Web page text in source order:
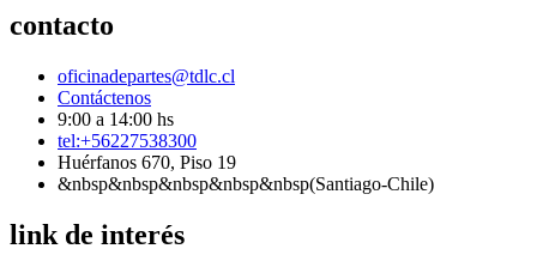
contacto
oficinadepartes@tdlc.cl
Contáctenos
9:00 a 14:00 hs
tel:+56227538300
Huérfanos 670, Piso 19
&nbsp&nbsp&nbsp&nbsp&nbsp(Santiago-Chile)
link de interés